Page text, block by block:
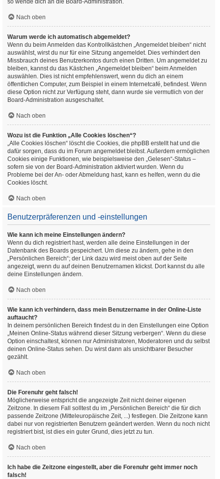
so wende dich an die Board-Administration.
Nach oben
Warum werde ich automatisch abgemeldet?
Wenn du beim Anmelden das Kontrollkästchen „Angemeldet bleiben“ nicht
auswählst, wirst du nur für eine Sitzung angemeldet. Dies verhindert den
Missbrauch deines Benutzerkontos durch einen Dritten. Um angemeldet zu
bleiben, kannst du das Kästchen „Angemeldet bleiben“ beim Anmelden
auswählen. Dies ist nicht empfehlenswert, wenn du dich an einem
öffentlichen Computer, zum Beispiel in einem Internetcafé, befindest. Wenn
diese Option nicht zur Verfügung steht, dann wurde sie vermutlich von der
Board-Administration ausgeschaltet.
Nach oben
Wozu ist die Funktion „Alle Cookies löschen“?
„Alle Cookies löschen“ löscht die Cookies, die phpBB erstellt hat und die
dafür sorgen, dass du im Forum angemeldet bleibst. Außerdem ermöglichen
Cookies einige Funktionen, wie beispielsweise den „Gelesen“-Status –
sofern sie von der Board-Administration aktiviert wurden. Wenn du
Probleme bei der An- oder Abmeldung hast, kann es helfen, wenn du die
Cookies löscht.
Nach oben
Benutzerpräferenzen und -einstellungen
Wie kann ich meine Einstellungen ändern?
Wenn du dich registriert hast, werden alle deine Einstellungen in der
Datenbank des Boards gespeichert. Um diese zu ändern, gehe in den
„Persönlichen Bereich“; der Link dazu wird meist oben auf der Seite
angezeigt, wenn du auf deinen Benutzernamen klickst. Dort kannst du alle
deine Einstellungen ändern.
Nach oben
Wie kann ich verhindern, dass mein Benutzername in der Online-Liste
auftaucht?
In deinem persönlichen Bereich findest du in den Einstellungen eine Option
„Meinen Online-Status während dieser Sitzung verbergen“. Wenn du diese
Option einschaltest, können nur Administratoren, Moderatoren und du selbst
deinen Online-Status sehen. Du wirst dann als unsichtbarer Besucher
gezählt.
Nach oben
Die Forenuhr geht falsch!
Möglicherweise entspricht die angezeigte Zeit nicht deiner eigenen
Zeitzone. In diesem Fall solltest du im „Persönlichen Bereich“ die für dich
passende Zeitzone (Mitteleuropäische Zeit, ...) festlegen. Die Zeitzone kann
dabei nur von registrierten Benutzern geändert werden. Wenn du noch nicht
registriert bist, ist dies ein guter Grund, dies jetzt zu tun.
Nach oben
Ich habe die Zeitzone eingestellt, aber die Forenuhr geht immer noch
falsch!